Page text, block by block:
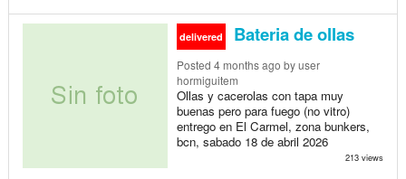
delivered Bateria de ollas
Posted 4 months ago by user
hormiguitem
Ollas y cacerolas con tapa muy
buenas pero para fuego (no vitro)
entrego en El Carmel, zona bunkers,
bcn, sabado 18 de abril 2026
213 views